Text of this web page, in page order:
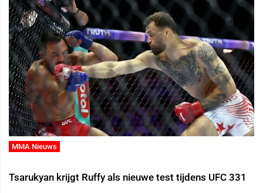
MMA Nieuws
Tsarukyan krijgt Ruffy als nieuwe test tijdens UFC 331